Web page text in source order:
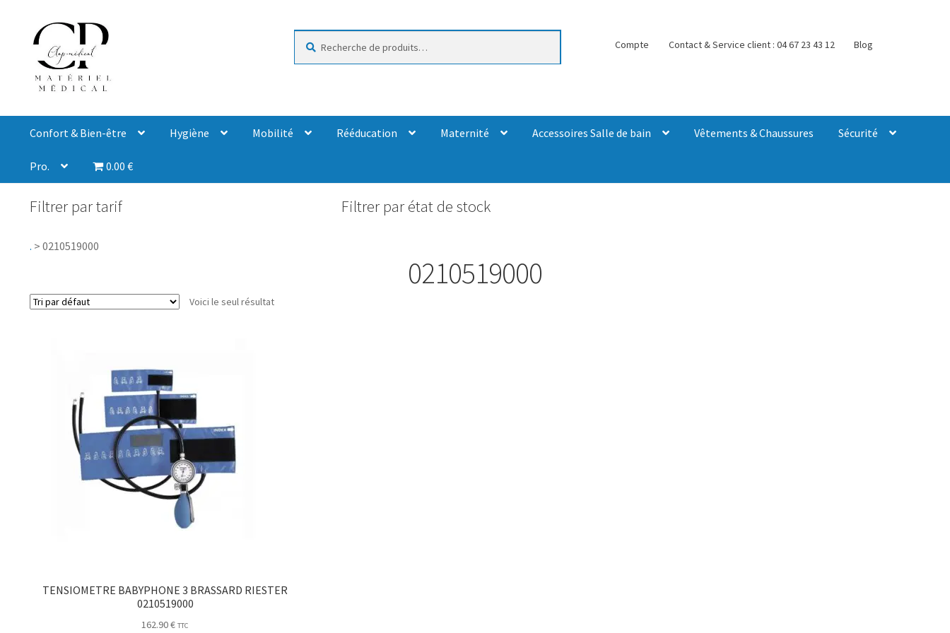
Compte Contact & Service client : 04 67 23 43 12 Blog
Confort & Bien-être Hygiène Mobilité Rééducation Maternité Accessoires Salle de bain Vêtements & Chaussures Sécurité
Pro. 0.00 €
Filtrer par tarif Filtrer par état de stock
. > 0210519000
0210519000
Voici le seul résultat
TENSIOMETRE BABYPHONE 3 BRASSARD RIESTER
0210519000
162.90€ TTC